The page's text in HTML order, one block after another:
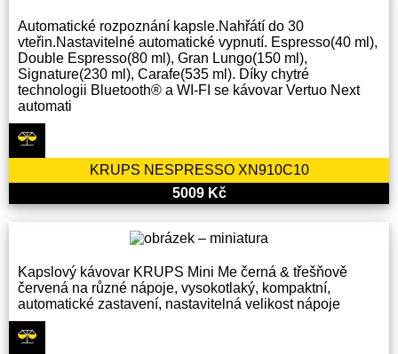
Automatické rozpoznání kapsle.Nahřátí do 30
vteřin.Nastavitelné automatické vypnutí. Espresso(40 ml),
Double Espresso(80 ml), Gran Lungo(150 ml),
Signature(230 ml), Carafe(535 ml). Díky chytré
technologii Bluetooth® a WI-FI se kávovar Vertuo Next
automati
KRUPS NESPRESSO XN910C10
5009 Kč
Kapslový kávovar KRUPS Mini Me černá & třešňově
červená na různé nápoje, vysokotlaký, kompaktní,
automatické zastavení, nastavitelná velikost nápoje